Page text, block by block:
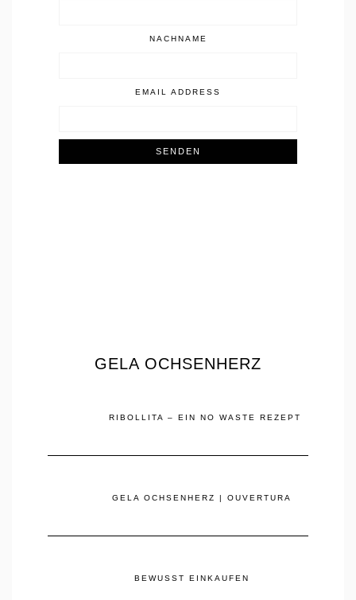
NACHNAME
EMAIL ADDRESS
GELA OCHSENHERZ
RIBOLLITA – EIN NO WASTE REZEPT
GELA OCHSENHERZ | OUVERTURA
BEWUSST EINKAUFEN